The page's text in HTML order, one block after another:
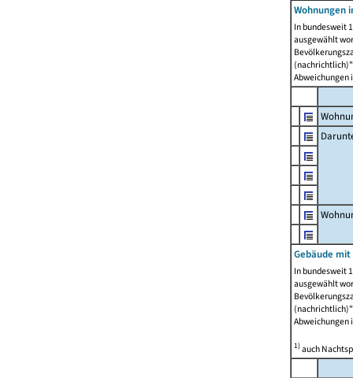
Wohnungen
In bundesweit
ausgewählt
Abweichungen
Gebäude
In bundesweit
ausgewählt
Abweichungen
1)auch